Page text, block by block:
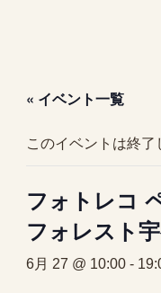
« イベント一覧
このイベントは終了
フォトレコ
フォレスト
6月 27 @ 10:00-